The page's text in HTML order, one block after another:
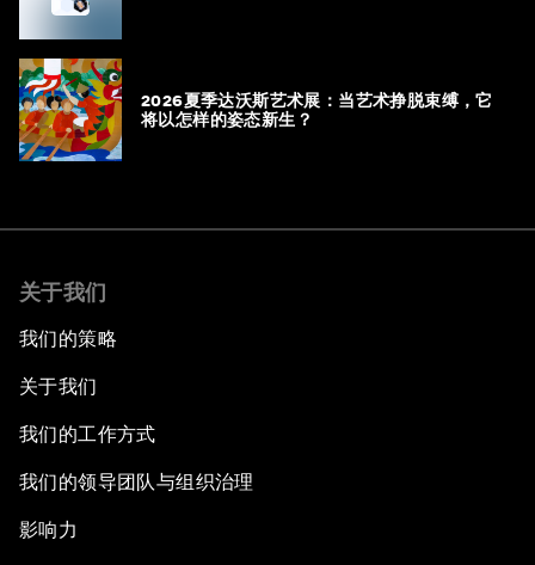
2026夏季达沃斯艺术展：当艺术挣脱束缚，它
将以怎样的姿态新生？
关于我们
我们的策略
关于我们
我们的工作方式
我们的领导团队与组织治理
影响力